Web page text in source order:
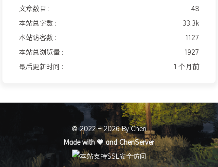
文章数目 : 48
本站总字数 : 33.3k
本站访客数 : 1127
本站总浏览量 : 1927
最后更新时间 : 1 个月前
© 2022 - 2026 By Chen
Made with 💗️ andChenServer